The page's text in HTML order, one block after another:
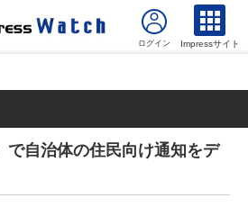
Impressサイト
で自治体の住民向け通知をデ